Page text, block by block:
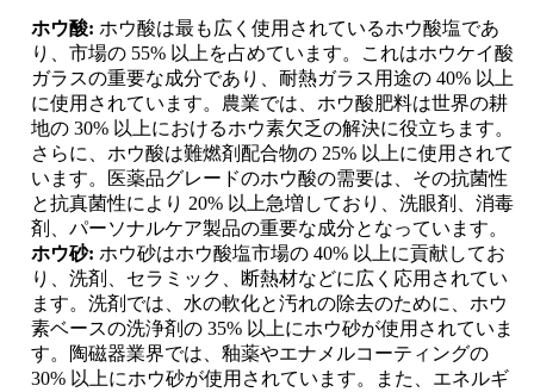
ホウ酸: ホウ酸は最も広く使用されているホウ酸塩であ
り、市場の 55% 以上を占めています。これはホウケイ酸
ガラスの重要な成分であり、耐熱ガラス用途の 40% 以上
に使用されています。農業では、ホウ酸肥料は世界の耕
地の 30% 以上におけるホウ素欠乏の解決に役立ちます。
さらに、ホウ酸は難燃剤配合物の 25% 以上に使用されて
います。医薬品グレードのホウ酸の需要は、その抗菌性
と抗真菌性により 20% 以上急増しており、洗眼剤、消毒
剤、パーソナルケア製品の重要な成分となっています。
ホウ砂: ホウ砂はホウ酸塩市場の 40% 以上に貢献してお
り、洗剤、セラミック、断熱材などに広く応用されてい
ます。洗剤では、水の軟化と汚れの除去のために、ホウ
素ベースの洗浄剤の 35% 以上にホウ砂が使用されていま
す。陶磁器業界では、釉薬やエナメルコーティングの
30% 以上にホウ砂が使用されています。また、エネルギ